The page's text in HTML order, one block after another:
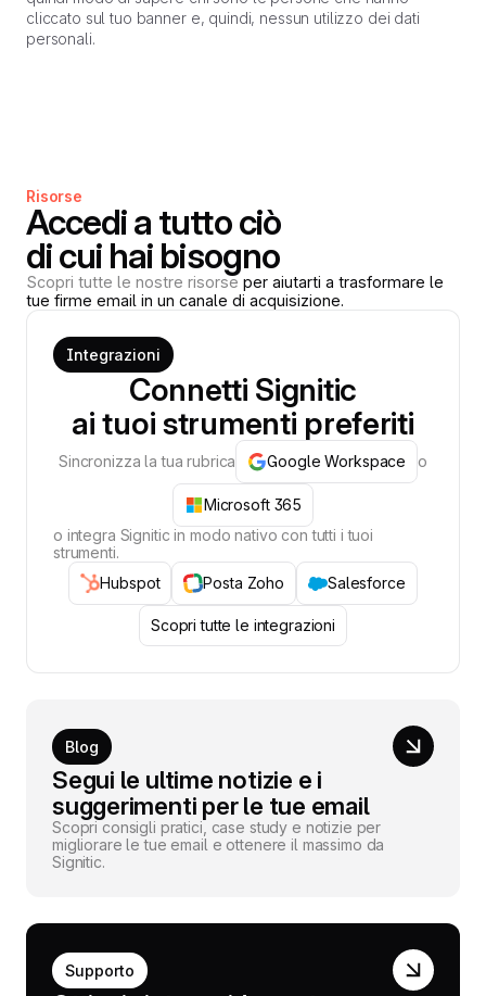
cliccato sul tuo banner e, quindi, nessun utilizzo dei dati
personali.
Risorse
Accedi a tutto ciò
di cui hai bisogno
Scopri tutte le nostre risorse per aiutarti a trasformare le
tue firme email in un canale di acquisizione.
Integrazioni
Connetti Signitic
ai tuoi strumenti preferiti
Sincronizza la tua rubrica Google Workspace o
Microsoft 365
o integra Signitic in modo nativo con tutti i tuoi
strumenti.
Hubspot
Posta Zoho Salesforce
Scopri tutte le integrazioni
Blog
Segui le ultime notizie e i
suggerimenti per le tue email
Scopri consigli pratici, case study e notizie per
migliorare le tue email e ottenere il massimo da
Signitic.
Supporto